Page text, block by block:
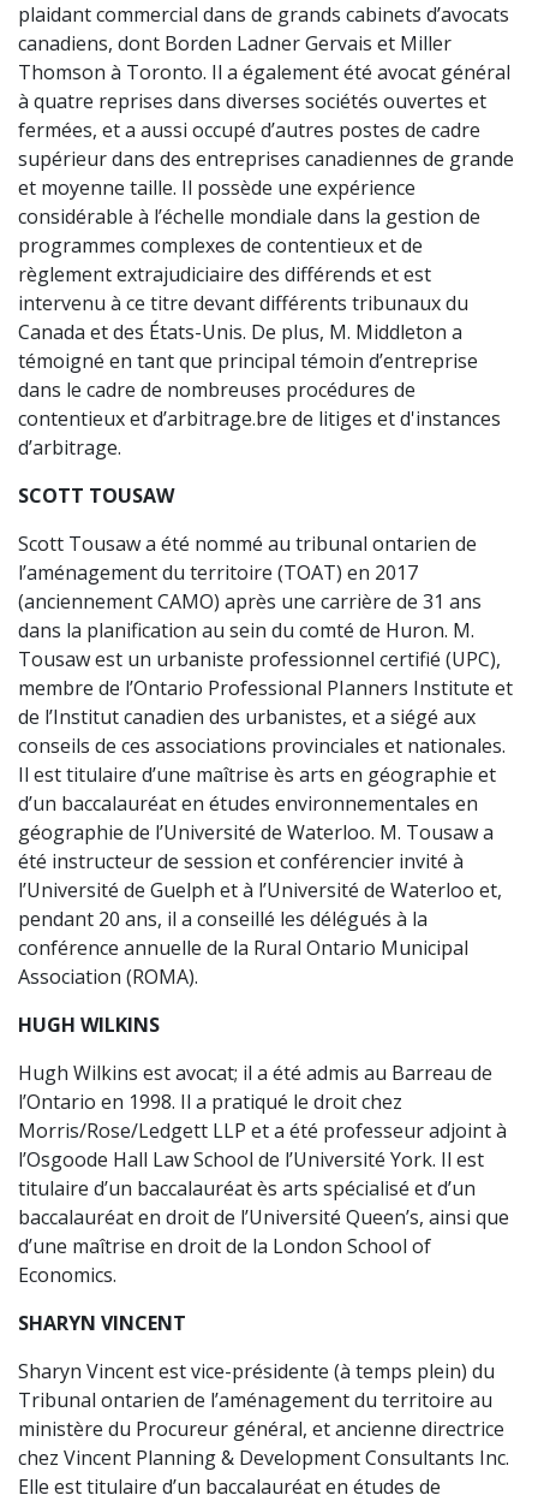
plaidant commercial dans de grands cabinets d’avocats
canadiens, dont Borden Ladner Gervais et Miller
Thomson à Toronto. Il a également été avocat général
à quatre reprises dans diverses sociétés ouvertes et
fermées, et a aussi occupé d’autres postes de cadre
supérieur dans des entreprises canadiennes de grande
et moyenne taille. Il possède une expérience
considérable à l’échelle mondiale dans la gestion de
programmes complexes de contentieux et de
règlement extrajudiciaire des différends et est
intervenu à ce titre devant différents tribunaux du
Canada et des États-Unis. De plus, M. Middleton a
témoigné en tant que principal témoin d’entreprise
dans le cadre de nombreuses procédures de
contentieux et d’arbitrage.bre de litiges et d'instances
d’arbitrage.
SCOTT TOUSAW
Scott Tousaw a été nommé au tribunal ontarien de
l’aménagement du territoire (TOAT) en 2017
(anciennement CAMO) après une carrière de 31 ans
dans la planification au sein du comté de Huron. M.
Tousaw est un urbaniste professionnel certifié (UPC),
membre de l’Ontario Professional PIanners Institute et
de l’Institut canadien des urbanistes, et a siégé aux
conseils de ces associations provinciales et nationales.
Il est titulaire d’une maîtrise ès arts en géographie et
d’un baccalauréat en études environnementales en
géographie de l’Université de Waterloo. M. Tousaw a
été instructeur de session et conférencier invité à
l’Université de Guelph et à l’Université de Waterloo et,
pendant 20 ans, il a conseillé les délégués à la
conférence annuelle de la Rural Ontario Municipal
Association (ROMA).
HUGH WILKINS
Hugh Wilkins est avocat; il a été admis au Barreau de
l’Ontario en 1998. Il a pratiqué le droit chez
Morris/Rose/Ledgett LLP et a été professeur adjoint à
l’Osgoode Hall Law School de l’Université York. Il est
titulaire d’un baccalauréat ès arts spécialisé et d’un
baccalauréat en droit de l’Université Queen’s, ainsi que
d’une maîtrise en droit de la London School of
Economics.
SHARYN VINCENT
Sharyn Vincent est vice-présidente (à temps plein) du
Tribunal ontarien de l’aménagement du territoire au
ministère du Procureur général, et ancienne directrice
chez Vincent Planning & Development Consultants Inc.
Elle est titulaire d’un baccalauréat en études de